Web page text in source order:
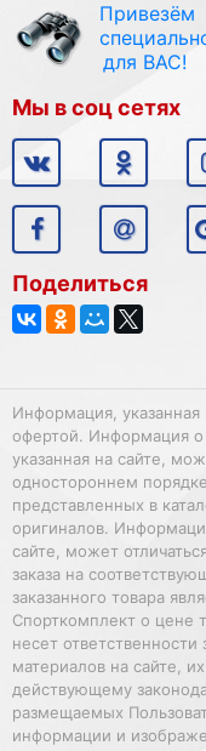
Привезём
для ВАС!
Мы в соц сетях
Поделиться
Информация, указанная
офертой. Информация о
указанная на сайте,
одностороннем
представленных в
оригиналов.
сайте, может
заказа на
заказанного товара
Спорткомплект о цене
несет
материалов на сайте,
действующему
размещаемых
информации и